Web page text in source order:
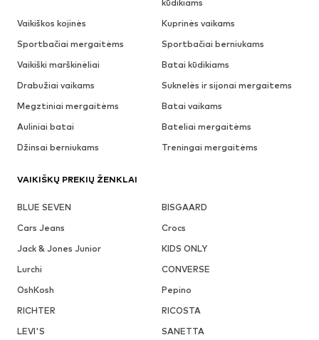
kūdikiams
Vaikiškos kojinės
Kuprinės vaikams
Sportbačiai mergaitėms
Sportbačiai berniukams
Vaikiški marškinėliai
Batai kūdikiams
Drabužiai vaikams
Suknelės ir sijonai mergaitems
Megztiniai mergaitėms
Batai vaikams
Auliniai batai
Bateliai mergaitėms
Džinsai berniukams
Treningai mergaitėms
VAIKIŠKŲ PREKIŲ ŽENKLAI
BLUE SEVEN
BISGAARD
Cars Jeans
Crocs
Jack & Jones Junior
KIDS ONLY
Lurchi
CONVERSE
OshKosh
Pepino
RICHTER
RICOSTA
LEVI'S
SANETTA